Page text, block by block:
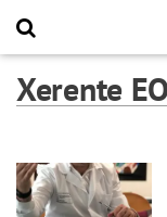
Xerente